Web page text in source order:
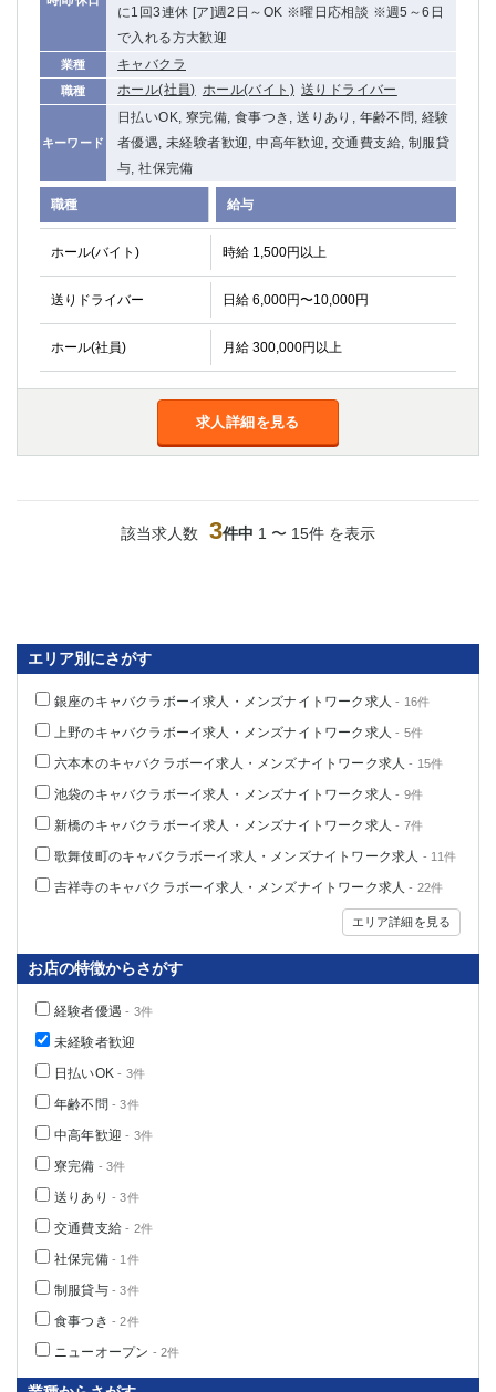
に1回3連休 [ア]週2日～OK ※曜日応相談 ※週5～6日
で入れる方大歓迎
業種 キャバクラ
職種 ホール(社員) ホール(バイト) 送りドライバー
キーワード
日払いOK, 寮完備, 食事つき, 送りあり, 年齢不問, 経験
者優遇, 未経験者歓迎, 中高年歓迎, 交通費支給, 制服貸
与, 社保完備
職種 給与
ホール(バイト) 時給 1,500円以上
送りドライバー 日給 6,000円〜10,000円
ホール(社員) 月給 300,000円以上
求人詳細を見る
該当求人数 3件中 1 〜 15件 を表示
エリア別にさがす
銀座のキャバクラボーイ求人・メンズナイトワーク求人 - 16件
上野のキャバクラボーイ求人・メンズナイトワーク求人 - 5件
六本木のキャバクラボーイ求人・メンズナイトワーク求人 - 15件
池袋のキャバクラボーイ求人・メンズナイトワーク求人 - 9件
新橋のキャバクラボーイ求人・メンズナイトワーク求人 - 7件
歌舞伎町のキャバクラボーイ求人・メンズナイトワーク求人 - 11件
吉祥寺のキャバクラボーイ求人・メンズナイトワーク求人 - 22件
エリア詳細を見る
お店の特徴からさがす
経験者優遇 - 3件
未経験者歓迎
日払いOK - 3件
年齢不問 - 3件
中高年歓迎 - 3件
寮完備 - 3件
送りあり - 3件
交通費支給 - 2件
社保完備- 1件
制服貸与- 3件
食事つき - 2件
ニューオープン - 2件
津田沼
西船橋
柏（西口）
木更津
柏（東口）
下総中山
茂原
松戸
八千代台
東金
浦安
栃木県
宇都宮
小山
東武宇都宮（宇都宮西口）
ひたち野うしく